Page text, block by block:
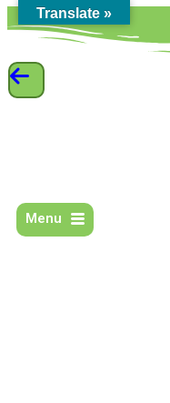
Menu
Translate »